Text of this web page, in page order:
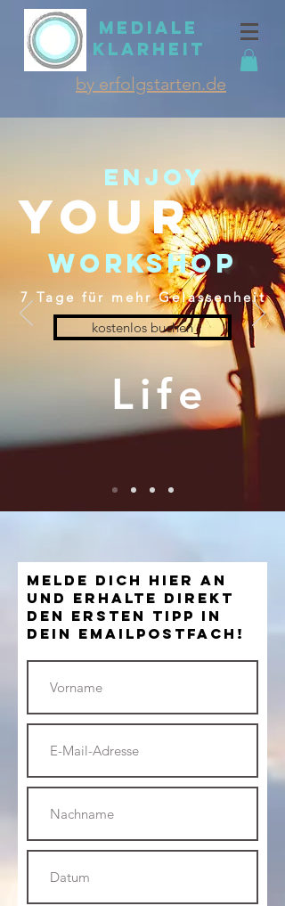
MEDIALE
KLARHEIT
by erfolgstarten.de
YOUR
Enjoy
workshop
7 Tage für mehr Gelassenheit
kostenlos buchen
Life
Melde Dich hier an
und erhalte direkt
den ersten Tipp in
Dein Emailpostfach!